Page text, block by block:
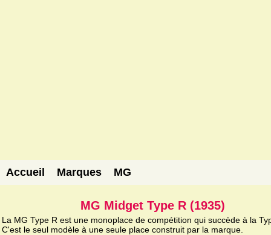
Accueil Marques MG
MG Midget Type R (1935)
La MG Type R est une monoplace de compétition qui succède à la
C'est le seul modèle à une seule place construit par la marque.